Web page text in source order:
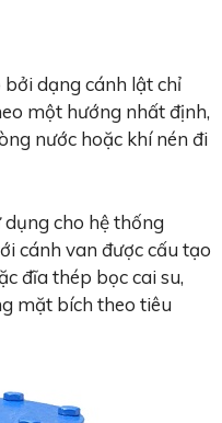
dạng cánh lật chỉ
một hướng nhất định,
nước hoặc khí nén đi
cho hệ thống
cánh van được cấu tạo
đĩa thép bọc cai su,
mặt bích theo tiêu